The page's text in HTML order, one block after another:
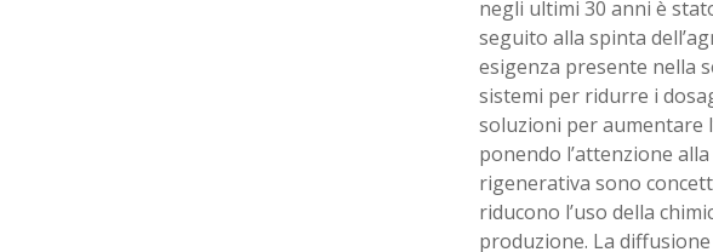
negli ultimi 30 anni è
seguito alla spinta
esigenza presente nella
sistemi per ridurre i
soluzioni per aumentare
ponendo l’attenzione
rigenerativa sono
riducono l’uso della
produzione. La